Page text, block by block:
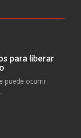
para liberar
puede ocurrir